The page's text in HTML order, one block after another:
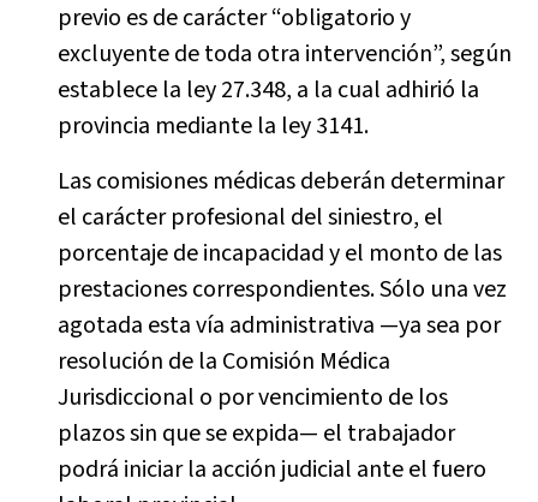
previo es de carácter “obligatorio y
excluyente de toda otra intervención”, según
establece la ley 27.348, a la cual adhirió la
provincia mediante la ley 3141.
Las comisiones médicas deberán determinar
el carácter profesional del siniestro, el
porcentaje de incapacidad y el monto de las
prestaciones correspondientes. Sólo una vez
agotada esta vía administrativa —ya sea por
resolución de la Comisión Médica
Jurisdiccional o por vencimiento de los
plazos sin que se expida— el trabajador
podrá iniciar la acción judicial ante el fuero